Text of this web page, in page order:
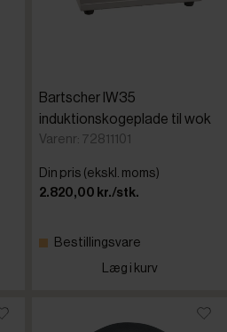
Bartscher IW35
induktionskogeplade til wok
Varenr: 72811101
Din pris (ekskl. moms)
2.820,00 kr./stk.
Bestillingsvare
Læg i kurv